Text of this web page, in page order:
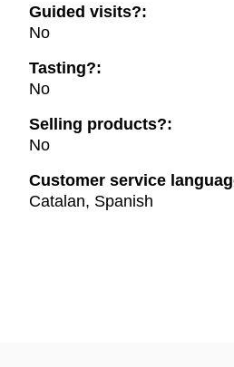
Guided visits?:
No
Tasting?:
No
Selling products?:
No
Customer service
Catalan, Spanish